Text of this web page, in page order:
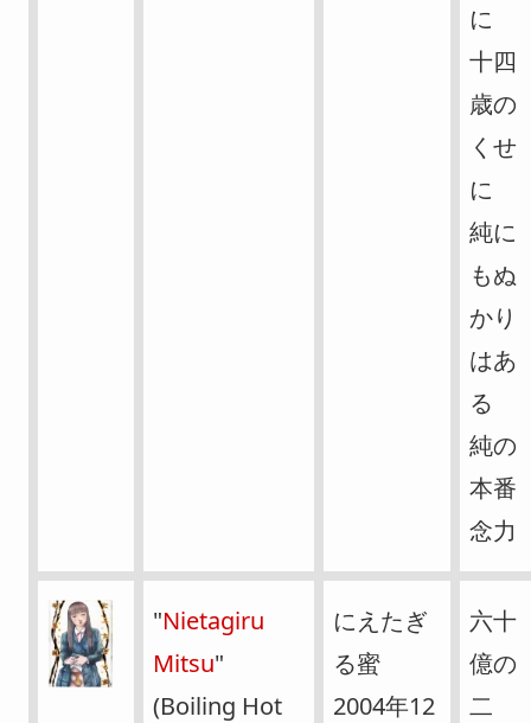
に
十四
歳の
くせ
に
純に
もぬ
かり
はあ
る
純の
本番
念力
"Nietagiru
Mitsu"
(Boiling Hot
にえたぎ
る蜜
2004年12
六十
億の
二